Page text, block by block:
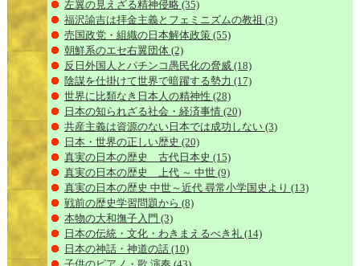
左翼の見えざる精神侵略 (35)
福沢諭吉は拝金主義とフェミニズムの教祖 (3)
売国政党・組織の日本解体政策 (55)
朝鮮系のエセ右翼団体 (2)
反日外国人とパチンコ愚民化の脅威 (18)
陰謀を仕掛けて世界で暗躍する勢力 (17)
世界に比類なき日本人の精神性 (28)
日本の知られざる社会・経済事情 (20)
共産主義は資源のない日本では成功しない (3)
日本・世界の正しい歴史 (20)
真実の日本の歴史 古代日本史 (15)
真実の日本の歴史 上代 ～ 中世 (9)
真実の日本の歴史 中世～近代 尋常小学国史より (13)
戦前の歴史学習問題から (8)
本物の大和撫子入門 (3)
日本の伝統・文化・わきまえるべき礼 (14)
日本の神話・神道の話 (10)